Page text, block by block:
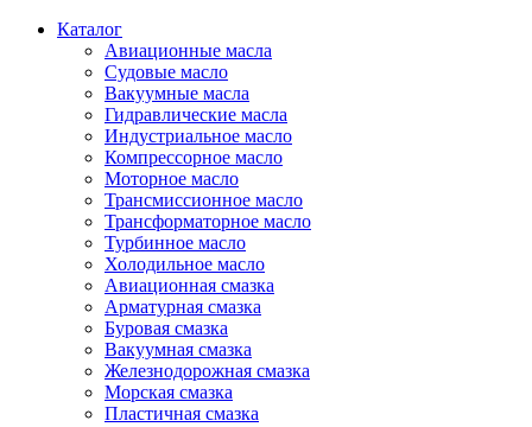
Каталог
Авиационные масла
Судовые масло
Вакуумные масла
Гидравлические масла
Индустриальное масло
Компрессорное масло
Моторное масло
Трансмиссионное масло
Трансформаторное масло
Турбинное масло
Холодильное масло
Авиационная смазка
Арматурная смазка
Буровая смазка
Вакуумная смазка
Железнодорожная смазка
Морская смазка
Пластичная смазка